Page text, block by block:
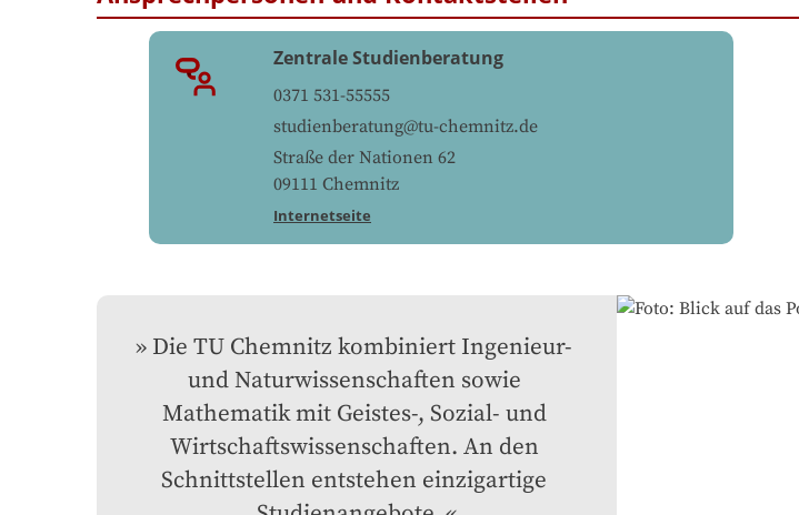
Zentrale Studienberatung
0371 531-55555
studienberatung@tu-chemnitz.de
Straße der Nationen 62
09111 Chemnitz
Internetseite
Die TU Chemnitz kombiniert Ingenieur-
und Naturwissenschaften sowie
Mathematik mit Geistes-, Sozial- und
Wirtschaftswissenschaften. An den
Schnittstellen entstehen einzigartige